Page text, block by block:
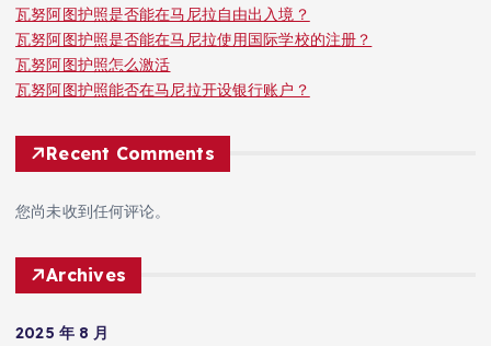
瓦努阿图护照是否能在马尼拉自由出入境？
瓦努阿图护照是否能在马尼拉使用国际学校的注册？
瓦努阿图护照怎么激活
瓦努阿图护照能否在马尼拉开设银行账户？
Recent Comments
您尚未收到任何评论。
Archives
2025 年 8 月